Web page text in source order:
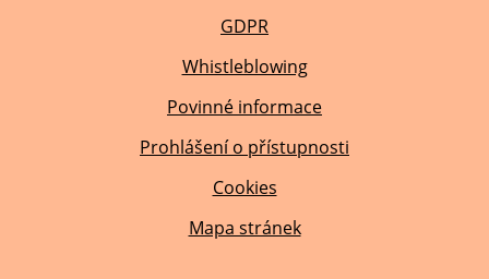
GDPR
Whistleblowing
Povinné informace
Prohlášení o přístupnosti
Cookies
Mapa stránek